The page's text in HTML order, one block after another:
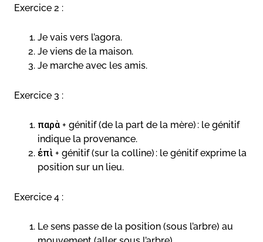
Exercice 2 :
Je vais vers l’agora.
Je viens de la maison.
Je marche avec les amis.
Exercice 3 :
παρὰ + génitif (de la part de la mère) : le génitif
indique la provenance.
ἐπὶ + génitif (sur la colline) : le génitif exprime la
position sur un lieu.
Exercice 4 :
Le sens passe de la position (sous l’arbre) au